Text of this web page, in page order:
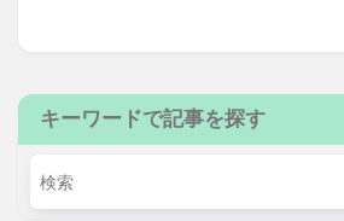
キーワードで記事を探す